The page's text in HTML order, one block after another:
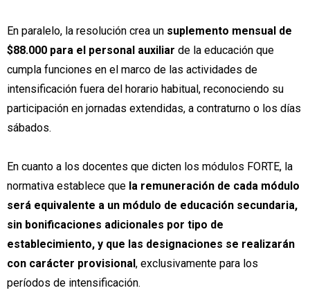
En paralelo, la resolución crea un suplemento mensual de
$88.000 para el personal auxiliar de la educación que
cumpla funciones en el marco de las actividades de
intensificación fuera del horario habitual, reconociendo su
participación en jornadas extendidas, a contraturno o los días
sábados.
En cuanto a los docentes que dicten los módulos FORTE, la
normativa establece que la remuneración de cada módulo
será equivalente a un módulo de educación secundaria,
sin bonificaciones adicionales por tipo de
establecimiento, y que las designaciones se realizarán
con carácter provisional , exclusivamente para los
períodos de intensificación.